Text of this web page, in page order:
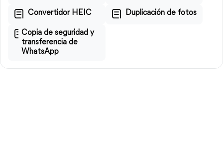
Convertidor HEIC Duplicación de fotos
Copia de seguridad y
transferencia de
WhatsApp